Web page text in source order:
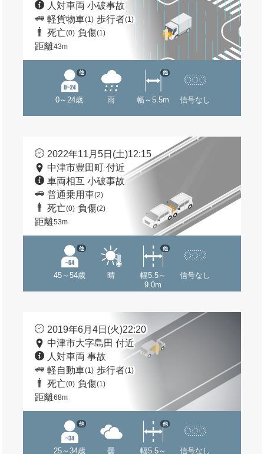
人対車両 小破事故
軽貨物車(1) 歩行者(1)
死亡(0) 負傷(1)
距離43m
0～24歳
他
雨 幅～5.5m
他
信号なし
2022年11月5日(土)12:15
中津市豊田町 付近
車両相互 小破事故
普通乗用車(2)
死亡(0) 負傷(2)
距離53m
45～54歳
他
晴
幅5.5～
9.0m
他
信号なし
2019年6月4日(火)22:20
中津市大字島田 付近
人対車両 事故
軽自動車(1) 歩行者(1)
死亡(0) 負傷(1)
距離68m
25～34歳
他
曇
幅5.5～
他
信号なし